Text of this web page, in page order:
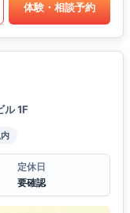
体験・相談予約
ル 1F
定休日
要確認